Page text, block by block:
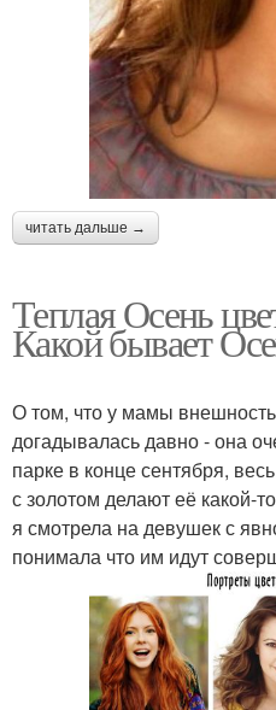
читать дальше →
Теплая Осень
Какой бывает
О том, что у мамы
догадывалась давно - она
парке в конце сентября,
с золотом делают её какой-
я смотрела на девушек с
понимала что им идут